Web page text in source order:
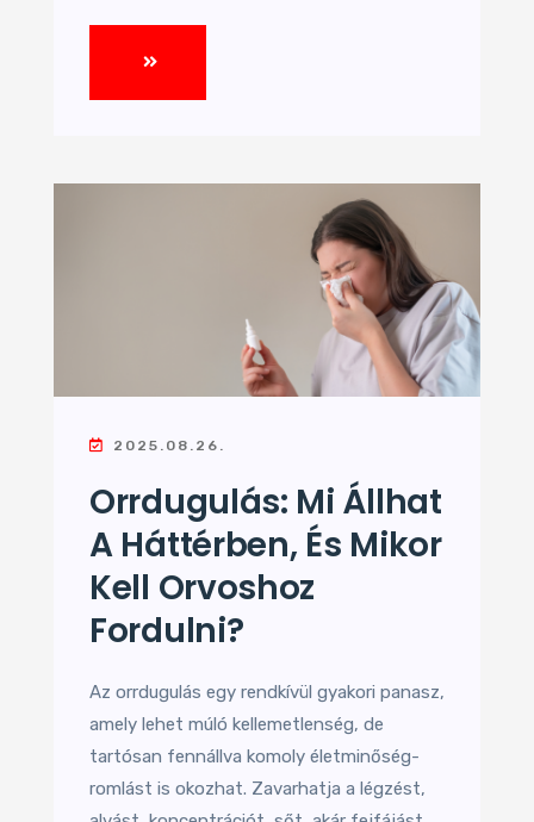
2025.08.26.
Orrdugulás: Mi Állhat
A Háttérben, És Mikor
Kell Orvoshoz
Fordulni?
Az orrdugulás egy rendkívül gyakori panasz,
amely lehet múló kellemetlenség, de
tartósan fennállva komoly életminőség-
romlást is okozhat. Zavarhatja a légzést,